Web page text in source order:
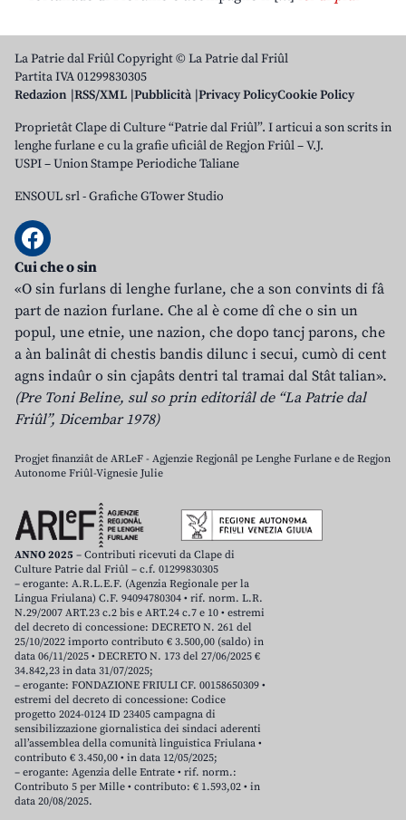
La Patrie dal Friûl Copyright © La Patrie dal Friûl
Partita IVA 01299830305
Redazion RSS/XML Pubblicità Privacy PolicyCookie Policy
Proprietât Clape di Culture “Patrie dal Friûl”. I articui a son scrits in
lenghe furlane e cu la grafie uficiâl de Regjon Friûl – V.J.
USPI – Union Stampe Periodiche Taliane
ENSOUL srl-Grafiche GTower Studio
Cui che o sin
«O sin furlans di lenghe furlane, che a son convints di fâ
part de nazion furlane. Che al è come dî che o sin un
popul, une etnie, une nazion, che dopo tancj parons, che
a àn balinât di chestis bandis dilunc i secui, cumò di cent
agns indaûr o sin cjapâts dentri tal tramai dal Stât talian».
(Pre Toni Beline, sul so prin editoriâl de “La Patrie dal
Friûl”, Dicembar 1978)
Progjet finanziât de ARLeF - Agjenzie Regjonâl pe Lenghe Furlane e de Regjon
Autonome Friûl-Vignesie Julie
ANNO 2025 – Contributi ricevuti da Clape di
Culture Patrie dal Friûl – c.f. 01299830305
– erogante: A.R.L.E.F. (Agenzia Regionale per la
Lingua Friulana) C.F. 94094780304 • rif. norm. L.R.
N.29/2007 ART.23 c.2 bis e ART.24 c.7 e 10 • estremi
del decreto di concessione: DECRETO N. 261 del
25/10/2022 importo contributo € 3.500,00 (saldo) in
data 06/11/2025 • DECRETO N. 173 del 27/06/2025 €
34.842,23 in data 31/07/2025;
– erogante: FONDAZIONE FRIULI CF. 00158650309 •
estremi del decreto di concessione: Codice
progetto 2024-0124 ID 23405 campagna di
sensibilizzazione giornalistica dei sindaci aderenti
all’assemblea della comunità linguistica Friulana •
contributo € 3.450,00 • in data 12/05/2025;
– erogante: Agenzia delle Entrate • rif. norm.:
Contributo 5 per Mille • contributo: € 1.593,02 • in
data 20/08/2025.